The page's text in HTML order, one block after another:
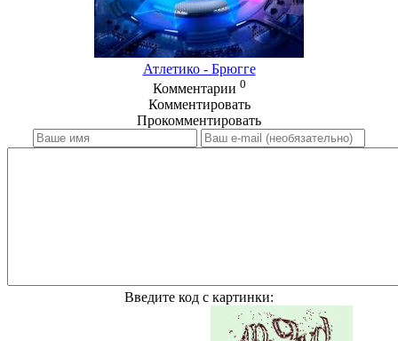
Атлетико - Брюгге
Комментарии 0
Комментировать
Прокомментировать
Введите код с картинки: